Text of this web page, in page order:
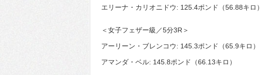
エリーナ・カリオニドウ: 125.4ポンド（56.88キロ）
＜女子フェザー級／5分3R＞
アーリーン・ブレンコウ: 145.3ポンド（65.9キロ）
アマンダ・ベル: 145.8ポンド（66.13キロ）